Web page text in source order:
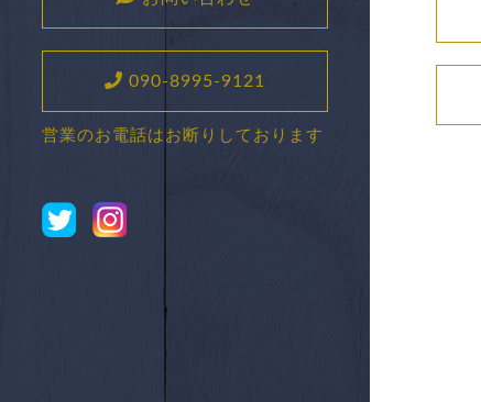
090-8995-9121
営業のお電話はお断りしております